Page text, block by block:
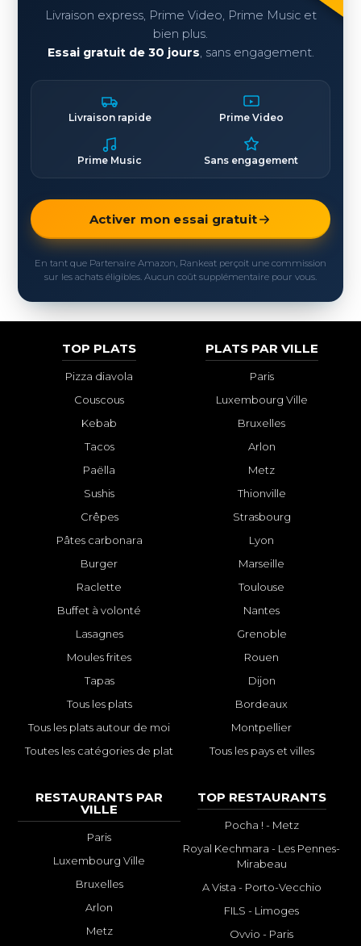
Livraison express, Prime Video, Prime Music et
bien plus.
Essai gratuit de 30 jours, sans engagement.
Livraison rapide Prime Video
Prime Music Sans engagement
Activer mon essai gratuit
En tant que Partenaire Amazon, Rankeat perçoit une commission
sur les achats éligibles. Aucun coût supplémentaire pour vous.
TOP PLATS
Pizza diavola
Couscous
Kebab
Tacos
Paëlla
Sushis
Crêpes
Pâtes carbonara
Burger
Raclette
Buffet à volonté
Lasagnes
Moules frites
Tapas
Tous les plats
Tous les plats autour de moi
Toutes les catégories de plat
PLATS PAR VILLE
Paris
Luxembourg Ville
Bruxelles
Arlon
Metz
Thionville
Strasbourg
Lyon
Marseille
Toulouse
Nantes
Grenoble
Rouen
Dijon
Bordeaux
Montpellier
Tous les pays et villes
RESTAURANTS PAR
VILLE
Paris
Luxembourg Ville
Bruxelles
Arlon
Metz
TOP RESTAURANTS
Pocha ! - Metz
Royal Kechmara - Les Pennes-
Mirabeau
A Vista - Porto-Vecchio
FILS - Limoges
Ovvio - Paris